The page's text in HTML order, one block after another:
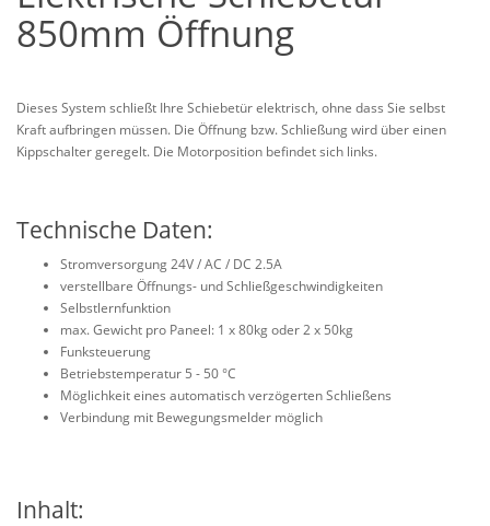
850mm Öffnung
Dieses System schließt Ihre Schiebetür elektrisch, ohne dass Sie selbst
Kraft aufbringen müssen. Die Öffnung bzw. Schließung wird über einen
Kippschalter geregelt. Die Motorposition befindet sich links.
Technische Daten:
Stromversorgung 24V / AC / DC 2.5A
verstellbare Öffnungs- und Schließgeschwindigkeiten
Selbstlernfunktion
max. Gewicht pro Paneel: 1 x 80kg oder 2 x 50kg
Funksteuerung
Betriebstemperatur 5 - 50 °C
Möglichkeit eines automatisch verzögerten Schließens
Verbindung mit Bewegungsmelder möglich
Inhalt: